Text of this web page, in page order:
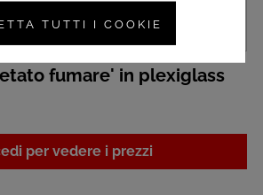
fumare' in plexiglass
per vedere i prezzi
TUTTI I COOKIE